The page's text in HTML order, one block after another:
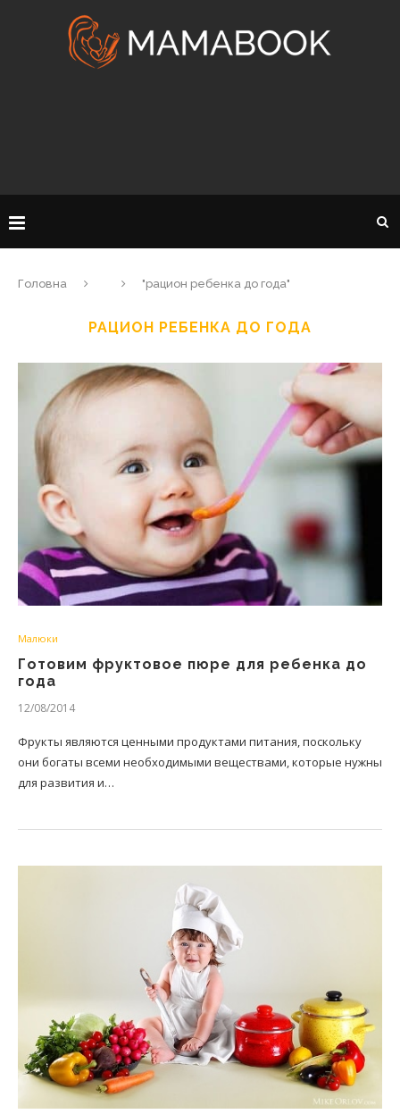
Головна "рацион ребенка до года"
РАЦИОН РЕБЕНКА ДО ГОДА
Малюки
Готовим фруктовое пюре для ребенка до
года
12/08/2014
Фрукты являются ценными продуктами питания, поскольку
они богаты всеми необходимыми веществами, которые нужны
для развития и…